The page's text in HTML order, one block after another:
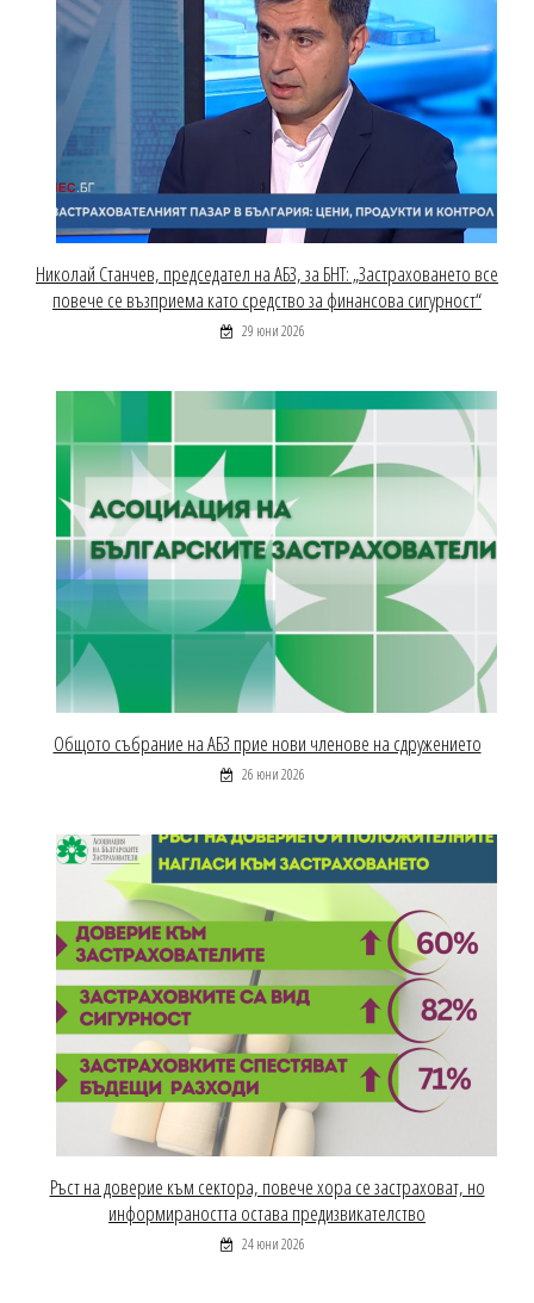
Николай Станчев, председател на АБЗ, за БНТ: „Застраховането все
повече се възприема като средство за финансова сигурност“
29 юни 2026
Общото събрание на АБЗ прие нови членове на сдружението
26 юни 2026
Ръст на доверие към сектора, повече хора се застраховат, но
информираността остава предизвикателство
24 юни 2026